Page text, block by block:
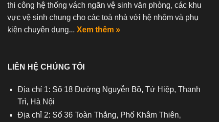
thi công hệ thống vách ngăn vệ sinh văn phòng, các khu
vực vệ sinh chung cho các toà nhà với hệ nhôm và phụ
kiện chuyên dụng... Xem thêm »
LIÊN HỆ CHÚNG TÔI
Địa chỉ 1: Số 18 Đường Nguyễn Bồ, Tứ Hiệp, Thanh
Trì, Hà Nội
Địa chỉ 2: Số 36 Toàn Thắng, Phố Khâm Thiên,